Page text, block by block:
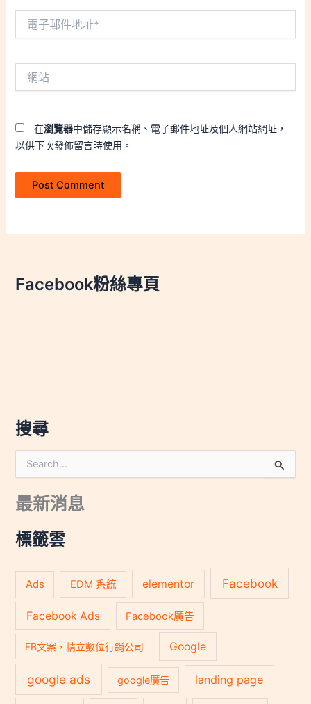
在瀏覽器中儲存顯示名稱、電子郵件地址及個人網站網址，
以供下次發佈留言時使用。
Facebook粉絲專頁
搜尋
尋
鍵
:
最新消息
標籤雲
Ads EDM 系統 elementor Facebook
Facebook Ads Facebook廣告
FB文案，精立數位行銷公司 Google
google ads google廣告 landing page